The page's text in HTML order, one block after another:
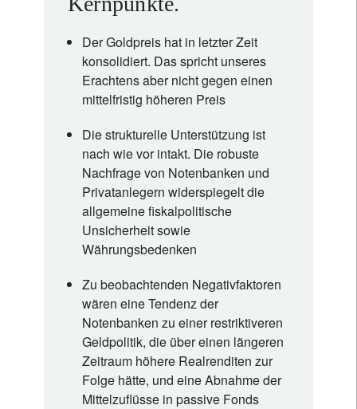
Der Goldpreis hat in letzter Zeit
konsolidiert. Das spricht unseres
Erachtens aber nicht gegen einen
mittelfristig höheren Preis
Die strukturelle Unterstützung ist
nach wie vor intakt. Die robuste
Nachfrage von Notenbanken und
Privatanlegern widerspiegelt die
allgemeine fiskalpolitische
Unsicherheit sowie
Währungsbedenken
Zu beobachtenden Negativfaktoren
wären eine Tendenz der
Notenbanken zu einer restriktiveren
Geldpolitik, die über einen längeren
Zeitraum höhere Realrenditen zur
Folge hätte, und eine Abnahme der
Mittelzuflüsse in passive Fonds